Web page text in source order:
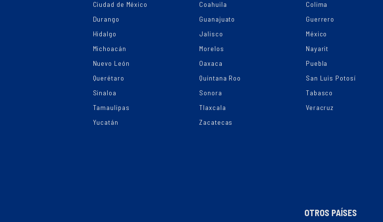
Ciudad de México
Coahuila
Colima
Durango
Guanajuato
Guerrero
Hidalgo
Jalisco
México
Michoacán
Morelos
Nayarit
Nuevo León
Oaxaca
Puebla
Querétaro
Quintana Roo
San Luis Potosí
Sinaloa
Sonora
Tabasco
Tamaulipas
Tlaxcala
Veracruz
Yucatán
Zacatecas
OTROS PAÍSES